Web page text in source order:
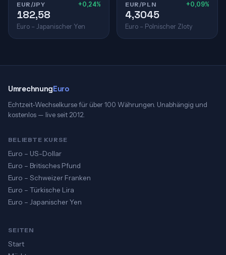
EUR/JPY +0,24%
182,58
Euro – Japanischer Yen
EUR/PLN +0,09%
4,3045
Euro – Polnischer Zloty
UmrechnungEuro
Echtzeit-Wechselkurse für über 100 Währungen. Unabhängig und
kostenlos — live seit 2012.
BELIEBTE KURSE
Euro – US-Dollar
Euro – Britisches Pfund
Euro – Schweizer Franken
Euro – Türkische Lira
Euro – Japanischer Yen
SEITEN
Start